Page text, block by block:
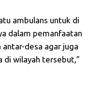
ambulans untuk di
dalam pemanfaatan
desa agar juga
di wilayah tersebut,”